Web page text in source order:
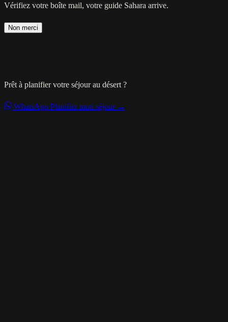
Vérifiez votre boîte mail, votre guide Sahara arrive.
Non merci
Prêt à planifier votre séjour au désert ?
WhatsApp Planifier mon séjour →